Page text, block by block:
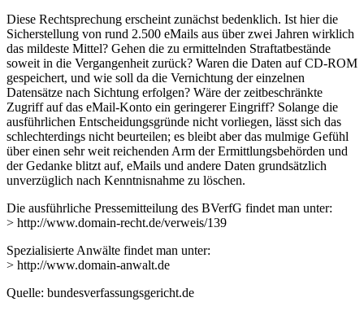
Diese Rechtsprechung erscheint zunächst bedenklich. Ist hier die
Sicherstellung von rund 2.500 eMails aus über zwei Jahren wirklich
das mildeste Mittel? Gehen die zu ermittelnden Straftatbestände
soweit in die Vergangenheit zurück? Waren die Daten auf CD-ROM
gespeichert, und wie soll da die Vernichtung der einzelnen
Datensätze nach Sichtung erfolgen? Wäre der zeitbeschränkte
Zugriff auf das eMail-Konto ein geringerer Eingriff? Solange die
ausführlichen Entscheidungsgründe nicht vorliegen, lässt sich das
schlechterdings nicht beurteilen; es bleibt aber das mulmige Gefühl
über einen sehr weit reichenden Arm der Ermittlungsbehörden und
der Gedanke blitzt auf, eMails und andere Daten grundsätzlich
unverzüglich nach Kenntnisnahme zu löschen.
Die ausführliche Pressemitteilung des BVerfG findet man unter:
> http://www.domain-recht.de/verweis/139
Spezialisierte Anwälte findet man unter:
> http://www.domain-anwalt.de
Quelle: bundesverfassungsgericht.de